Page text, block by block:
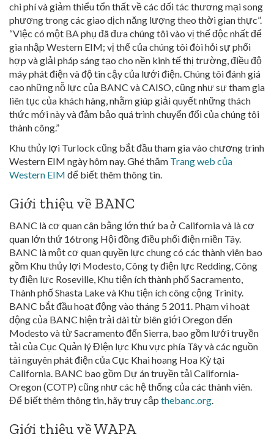
chi phí và giảm thiểu tổn thất về các đối tác thương mại song
phương trong các giao dịch năng lượng theo thời gian thực”.
“Việc có một BA phụ đã đưa chúng tôi vào vị thế độc nhất để
gia nhập Western EIM; vị thế của chúng tôi đòi hỏi sự phối
hợp và giải pháp sáng tạo cho nền kinh tế thị trường, điều độ
máy phát điện và độ tin cậy của lưới điện. Chúng tôi đánh giá
cao những nỗ lực của BANC và CAISO, cũng như sự tham gia
liên tục của khách hàng, nhằm giúp giải quyết những thách
thức mới này và đảm bảo quá trình chuyển đổi của chúng tôi
thành công.”
Khu thủy lợi Turlock cũng bắt đầu tham gia vào chương trình
Western EIM ngày hôm nay. Ghé thăm Trang web của
Western EIM để biết thêm thông tin.
Giới thiệu về BANC
BANC là cơ quan cân bằng lớn thứ ba ở California và là cơ
quan lớn thứ 16trong Hội đồng điều phối điện miền Tây.
BANC là một cơ quan quyền lực chung có các thành viên bao
gồm Khu thủy lợi Modesto, Công ty điện lực Redding, Công
ty điện lực Roseville, Khu tiện ích thành phố Sacramento,
Thành phố Shasta Lake và Khu tiện ích công cộng Trinity.
BANC bắt đầu hoạt động vào tháng 5 2011. Phạm vi hoạt
động của BANC hiện trải dài từ biên giới Oregon đến
Modesto và từ Sacramento đến Sierra, bao gồm lưới truyền
tải của Cục Quản lý Điện lực Khu vực phía Tây và các nguồn
tài nguyên phát điện của Cục Khai hoang Hoa Kỳ tại
California. BANC bao gồm Dự án truyền tải California-
Oregon (COTP) cũng như các hệ thống của các thành viên.
Để biết thêm thông tin, hãy truy cập thebanc.org.
Giới thiệu về WAPA